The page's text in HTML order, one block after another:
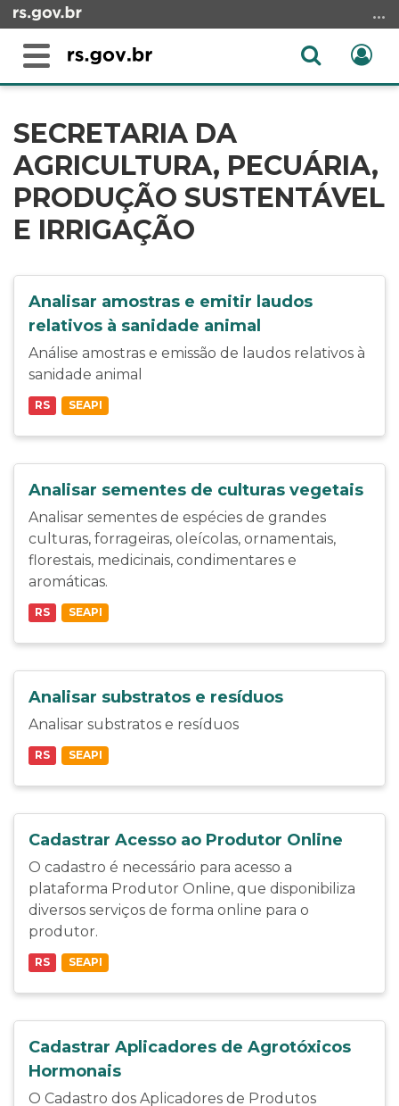
para
conteúdo
menu
para
busca
Alterna
Abrir
conteúdo
SECRETARIA DA
AGRICULTURA, PECUÁRIA,
PRODUÇÃO SUSTENTÁVEL
E IRRIGAÇÃO
Analisar amostras e emitir laudos
relativos à sanidade animal
Análise amostras e emissão de laudos relativos à
sanidade animal
RS SEAPI
Analisar sementes de culturas vegetais
Analisar sementes de espécies de grandes
culturas, forrageiras, oleícolas, ornamentais,
florestais, medicinais, condimentares e
aromáticas.
RS SEAPI
Analisar substratos e resíduos
Analisar substratos e resíduos
RS SEAPI
Cadastrar Acesso ao Produtor Online
O cadastro é necessário para acesso a
plataforma Produtor Online, que disponibiliza
diversos serviços de forma online para o
produtor.
RS SEAPI
Cadastrar Aplicadores de Agrotóxicos
Hormonais
O Cadastro dos Aplicadores de Produtos